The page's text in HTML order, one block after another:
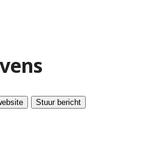
Stuur bericht